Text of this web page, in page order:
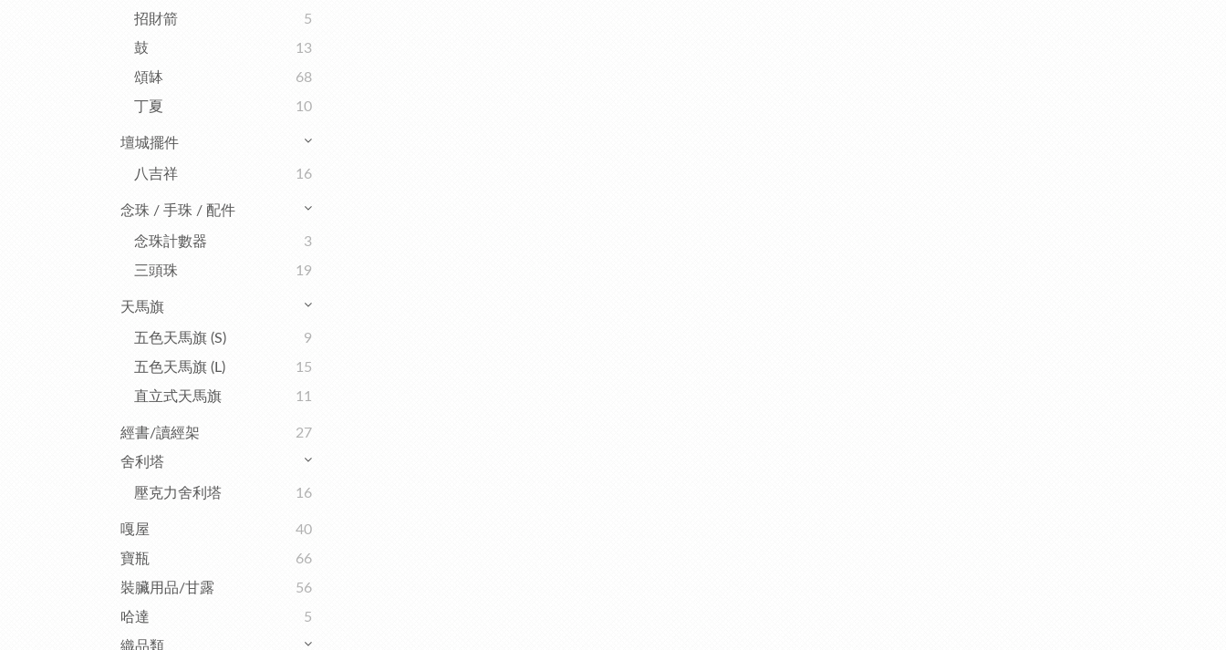
招財箭
5
鼓
13
頌缽
68
丁夏
10
壇城擺件
八吉祥 16
念珠 / 手珠 / 配件
念珠計數器
3
三頭珠
19
天馬旗
五色天馬旗 (S)
9
五色天馬旗 (L)
15
直立式天馬旗
11
經書/讀經架
27
舍利塔
壓克力舍利塔 16
嘎屋
40
寶瓶
66
裝臟用品/甘露
56
哈達
5
織品類